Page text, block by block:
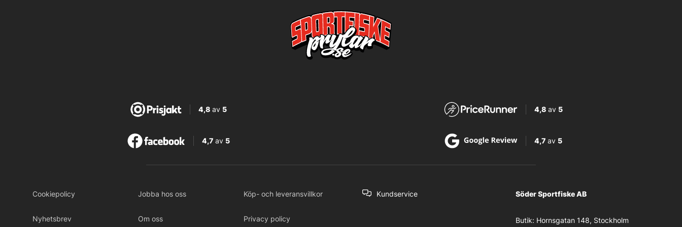
4,8 av5 4,8av 5
4,7av 5 4,7av 5
Cookiepolicy Jobba hos oss Köp- och leveransvillkor
Nyhetsbrev Om oss Privacy policy
Kundservice Söder Sportfiske AB
Butik: Hornsgatan 148, Stockholm